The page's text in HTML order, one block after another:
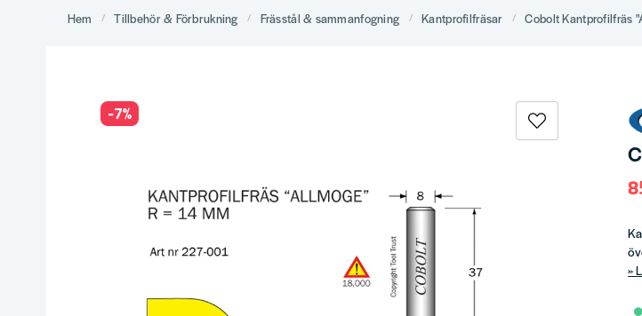
Hem Tillbehör & Förbrukning Frässtål & sammanfogning Kantprofilfräsar Cobolt Kantprofilfräs
-7%